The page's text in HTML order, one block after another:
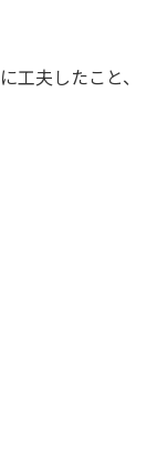
工夫したこと、